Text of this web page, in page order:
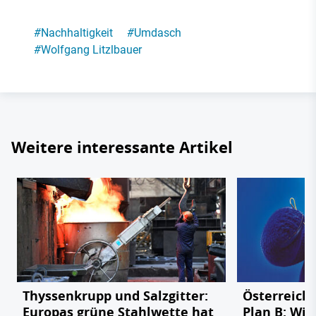
#Nachhaltigkeit #Umdasch
#Wolfgang Litzlbauer
Weitere interessante Artikel
Thyssenkrupp und Salzgitter:
Europas grüne Stahlwette hat
Plan B: